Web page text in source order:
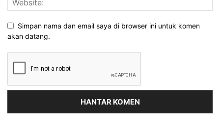
Simpan nama dan email saya di browser ini untuk komen
akan datang.